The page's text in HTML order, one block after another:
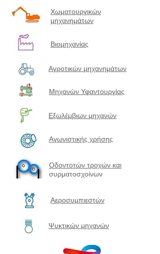
Χωματουργικών
μηχανημάτων
Αγροτικών μηχανημάτων
Βιομηχανίας
Μηχανών Υφαντουργίας
Εξωλέμβιων μηχανών
Αγωνιστικής χρήσης
Οδοντοτών τροχών και
συρματοσχοίνων
Αεροσυμπιεστών
Ψυκτικών μηχανών